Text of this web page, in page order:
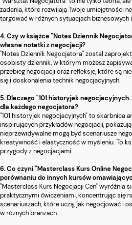
zadania, które rozwijają Twoje umiejętności
targować w różnych sytuacjach biznesowych
4. Czy w książce "Notes Dziennik
własne notatki z negocjacji?
"Notes Dziennik Negocjatora" został
osobisty dziennik, w którym możesz
przebieg negocjacji oraz refleksje, które są
się i doskonalenia technik negocjacyjnych.
5. Dlaczego "101 historyjek
dla każdego negocjatora?
"101 historyjek negocjacyjnych" to skarbnica
inspirujących przykładów negocjacji,
nieprzewidywalne mogą być scenariusze
kreatywność i elastyczność w myśleniu. To
przygody z negocjacjami.
6. Co czyni "Masterclass Kurs Online
porównaniu do innych kursów
"Masterclass Kurs Negocjacji Cen" wyróżnia
praktycznymi ćwiczeniami, koncentrując się
scenariuszach, które uczą, jak negocjować i
w różnych branżach.